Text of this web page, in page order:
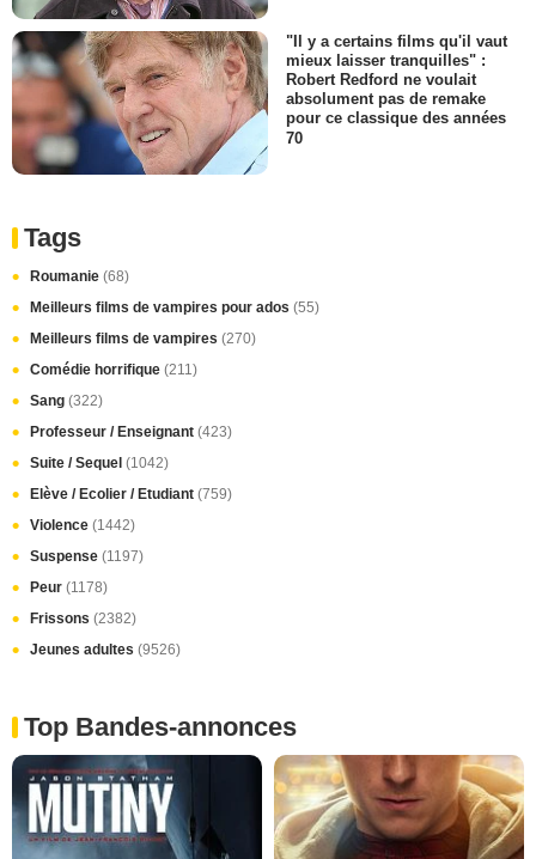
"Il y a certains films qu'il vaut
mieux laisser tranquilles" :
Robert Redford ne voulait
absolument pas de remake
pour ce classique des années
70
Tags
Roumanie (68)
Meilleurs films de vampires pour ados (55)
Meilleurs films de vampires (270)
Comédie horrifique (211)
Sang (322)
Professeur / Enseignant (423)
Suite / Sequel (1042)
Elève / Ecolier / Etudiant (759)
Violence (1442)
Suspense (1197)
Peur (1178)
Frissons (2382)
Jeunes adultes (9526)
Top Bandes-annonces